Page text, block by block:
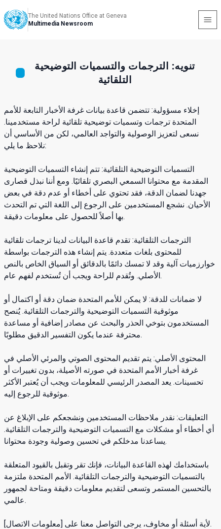
The United Nations Office at Geneva
Multimedia Newsroom
تنويه: الترجمات والتسميات التوضيحية
التلقائية
إخلاء مسؤولية: تتضمن قاعدة بيانات غرفة الأخبار التابعة للأمم
المتحدة ترجمات وتسميات توضيحية تلقائية لراحة مستخدمينا.
نسعى لتعزيز الوصولية والتواجد العالمي، لكن من الأساسي أن
نلاحظ ما يلي:
التسميات التوضيحية التلقائية: تتم إنشاء التسميات التوضيحية
المقدمة مع محتوانا السمعي البصري تلقائيًا. ومع أننا نبذل قصارى
جهدنا لضمان الدقة، فقد تحتوي على أخطاء أو عدم دقة في بعض
الأحيان. نشجع المستخدمين على الرجوع إلى اللغة التي تم التحدث
بها أصلاً للحصول على معلومات دقيقة.
الترجمات التلقائية: تقدم قاعدة البيانات لدينا ترجمات تلقائية
للمحتوى بلغات متعددة. يتم إنشاء هذه الترجمات بواسطة
خوارزميات آلية وقد لا تمسك دائمًا بالدقائق أو السياق الخاص بالنص
الأصلي. وتُقدم للراحة ويجب أن تُستخدم لفهم عام.
لا ضمانات للدقة: لا يمكن للأمم المتحدة ضمان دقة أو اكتمال أو
موثوقية التسميات التوضيحية والترجمات التلقائية. يُنصح
المستخدمون بتوخي الحذر والبحث عن مصادر إضافية أو مساعدة
محترفة عندما يكون التفسير الدقيق مطلوبًا.
المحتوى الأصلي: يتم تقديم المحتوى الصوتي والمرئي الأصلي في
غرفة أخبار الأمم المتحدة في صورته الأصيلة، بدون تغييرات أو
تحسينات. يعد المصدر الرئيسي للمعلومات ويجب أن يُعتبر الأكثر
موثوقية للرجوع إليه.
التعليقات: نقدر ملاحظات المستخدمين ونشجعكم على الإبلاغ عن
أي أخطاء أو مشكلات مع التسميات التوضيحية والترجمات التلقائية.
يساعدنا مدخلكم في تحسين وصولية وجودة محتوانا.
باستخدامك لهذه القاعدة البيانات، فإنك تقر وتقبل بالقيود المتعلقة
بالتسميات التوضيحية والترجمات التلقائية. الأمم المتحدة ملتزمة
بالتحسين المستمر وتسعى لتقديم معلومات دقيقة ومتاحة لجمهور
عالمي.
لأية أسئلة أو مخاوف، يرجى التواصل معنا على [معلومات الاتصال].